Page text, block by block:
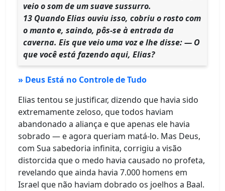
veio o som de um suave sussurro.
13 Quando Elias ouviu isso, cobriu o rosto com
o manto e, saindo, pôs-se à entrada da
caverna. Eis que veio uma voz e lhe disse: — O
que você está fazendo aqui, Elias?
» Deus Está no Controle de Tudo
Elias tentou se justificar, dizendo que havia sido
extremamente zeloso, que todos haviam
abandonado a aliança e que apenas ele havia
sobrado — e agora queriam matá-lo. Mas Deus,
com Sua sabedoria infinita, corrigiu a visão
distorcida que o medo havia causado no profeta,
revelando que ainda havia 7.000 homens em
Israel que não haviam dobrado os joelhos a Baal.